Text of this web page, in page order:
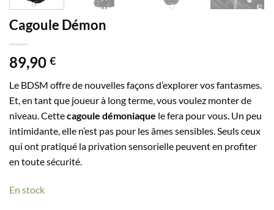
Cagoule Démon
89,90 €
Le BDSM offre de nouvelles façons d’explorer vos fantasmes.
Et, en tant que joueur à long terme, vous voulez monter de
niveau. Cettecagoule démoniaque le fera pour vous. Un peu
intimidante, elle n’est pas pour les âmes sensibles. Seuls ceux
qui ont pratiqué la privation sensorielle peuvent en profiter
en toute sécurité.
En stock